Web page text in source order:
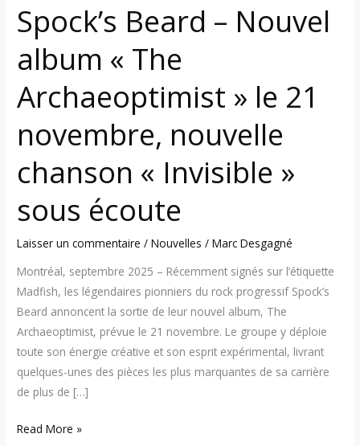
Spock’s Beard – Nouvel
album « The
Archaeoptimist » le 21
novembre, nouvelle
chanson « Invisible »
sous écoute
Laisser un commentaire /Nouvelles /Marc Desgagné
Montréal, septembre 2025 – Récemment signés sur l’étiquette
Madfish, les légendaires pionniers du rock progressif Spock’s
Beard annoncent la sortie de leur nouvel album, The
Archaeoptimist, prévue le 21 novembre. Le groupe y déploie
toute son énergie créative et son esprit expérimental, livrant
quelques-unes des pièces les plus marquantes de sa carrière
de plus de […]
« Invisible »
sous
écoute
Read More »